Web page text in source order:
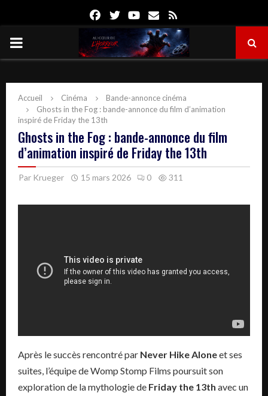
FacebookTwitterYoutube
Email
PRIMARY
Accueil Cinéma
Bande-annonce cinéma
Ghosts in the Fog : bande-annonce du film d’animation
inspiré de Friday the 13th
Ghosts in the Fog : bande-annonce du film
d’animation inspiré de Friday the 13th
Par Krueger 15 mars 2026 0 311
Après le succès rencontré par Never Hike Aloneet ses
suites, l’équipe de Womp Stomp Films poursuit son
exploration de la mythologie de Friday the 13th avec un